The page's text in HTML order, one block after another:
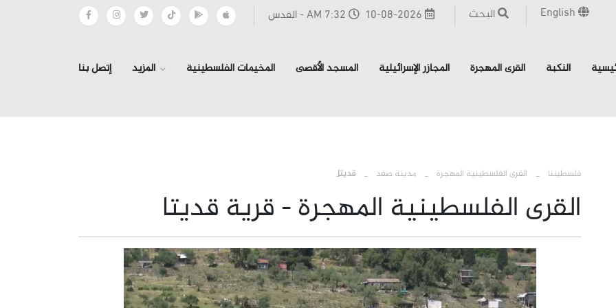
10-08-2026 7:32 AM - القدس البحث
النكبة القرى المهجرة المجازر الإسرائيلية المسجد الأقصى المخيمات الفلسطينية المزيد إتصل بنا
فلسطيننا › القرى الفلسطينية المهجرة مدينة صفد قديتا
القرى الفلسطينية المهجرة - قرية قديتا